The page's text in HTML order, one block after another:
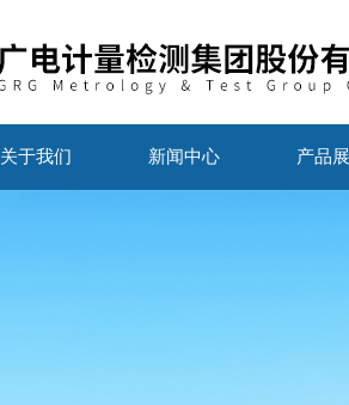
关于我们 新闻中心 产品